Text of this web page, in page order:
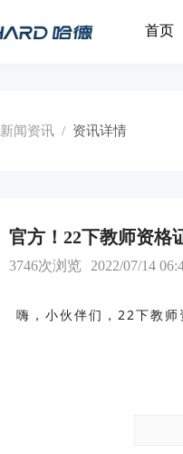
首页
新闻资讯 / 资讯详情
官方！22下教师资格
3746次浏览 2022/07/14
嗨，小伙伴们，22下教师